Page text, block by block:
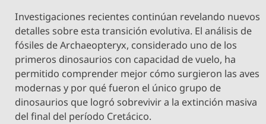
Investigaciones recientes continúan revelando nuevos
detalles sobre esta transición evolutiva. El análisis de
fósiles de Archaeopteryx, considerado uno de los
primeros dinosaurios con capacidad de vuelo, ha
permitido comprender mejor cómo surgieron las aves
modernas y por qué fueron el único grupo de
dinosaurios que logró sobrevivir a la extinción masiva
del final del período Cretácico.